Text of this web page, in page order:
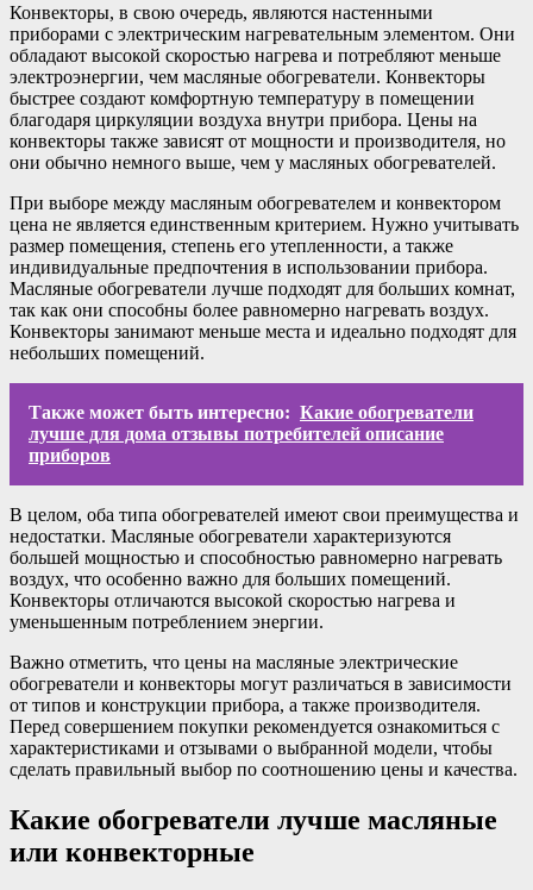
Конвекторы, в свою очередь, являются настенными
приборами с электрическим нагревательным элементом. Они
обладают высокой скоростью нагрева и потребляют меньше
электроэнергии, чем масляные обогреватели. Конвекторы
быстрее создают комфортную температуру в помещении
благодаря циркуляции воздуха внутри прибора. Цены на
конвекторы также зависят от мощности и производителя, но
они обычно немного выше, чем у масляных обогревателей.
При выборе между масляным обогревателем и конвектором
цена не является единственным критерием. Нужно учитывать
размер помещения, степень его утепленности, а также
индивидуальные предпочтения в использовании прибора.
Масляные обогреватели лучше подходят для больших комнат,
так как они способны более равномерно нагревать воздух.
Конвекторы занимают меньше места и идеально подходят для
небольших помещений.
Также может быть интересно: Какие обогреватели
лучше для дома отзывы потребителей описание
приборов
В целом, оба типа обогревателей имеют свои преимущества и
недостатки. Масляные обогреватели характеризуются
большей мощностью и способностью равномерно нагревать
воздух, что особенно важно для больших помещений.
Конвекторы отличаются высокой скоростью нагрева и
уменьшенным потреблением энергии.
Важно отметить, что цены на масляные электрические
обогреватели и конвекторы могут различаться в зависимости
от типов и конструкции прибора, а также производителя.
Перед совершением покупки рекомендуется ознакомиться с
характеристиками и отзывами о выбранной модели, чтобы
сделать правильный выбор по соотношению цены и качества.
Какие обогреватели лучше масляные
или конвекторные